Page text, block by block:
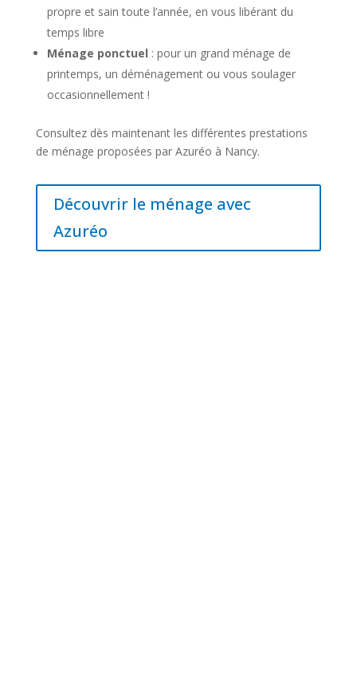
propre et sain toute l’année, en vous libérant du
temps libre
Ménage ponctuel : pour un grand ménage de
printemps, un déménagement ou vous soulager
occasionnellement !
Consultez dès maintenant les différentes prestations
de ménage proposées par Azuréo à Nancy.
Découvrir le ménage avec
Azuréo